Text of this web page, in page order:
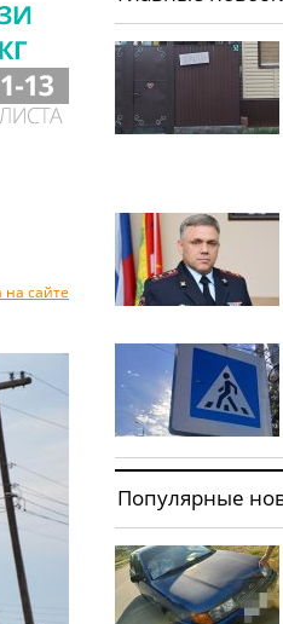
на сайте
Популярные